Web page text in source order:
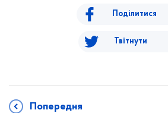
Поділитися
Твітнути
Попередня